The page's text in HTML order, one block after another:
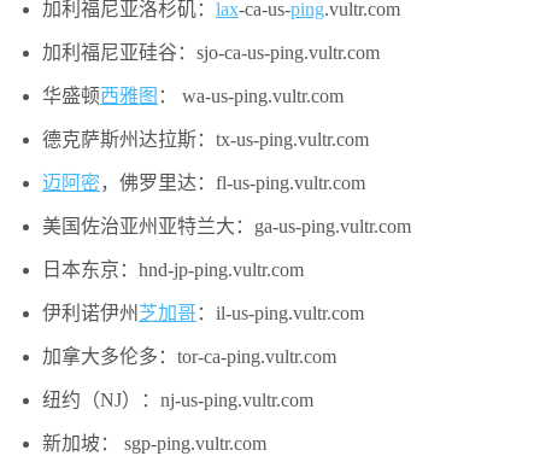
加利福尼亚洛杉矶： lax-ca-us-ping.vultr.com
加利福尼亚硅谷：sjo-ca-us-ping.vultr.com
华盛顿西雅图 ： wa-us-ping.vultr.com
德克萨斯州达拉斯：tx-us-ping.vultr.com
迈阿密，佛罗里达：fl-us-ping.vultr.com
美国佐治亚州亚特兰大：ga-us-ping.vultr.com
日本东京：hnd-jp-ping.vultr.com
伊利诺伊州 芝加哥：il-us-ping.vultr.com
加拿大多伦多：tor-ca-ping.vultr.com
纽约（NJ）：nj-us-ping.vultr.com
新加坡： sgp-ping.vultr.com